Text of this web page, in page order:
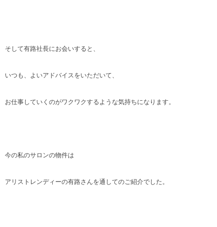
そして有路社長にお会いすると、
いつも、よいアドバイスをいただいて、
お仕事していくのがワクワクするような気持ちになります。
今の私のサロンの物件は
アリストレンディーの有路さんを通してのご紹介でした。